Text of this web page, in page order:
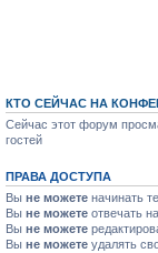
КТО СЕЙЧАС НА
Сейчас этот форум
гостей
ПРАВА ДОСТУПА
Вы не можете начинать
Вы не можете отвечать
Вы не можете
Вы не можете удалять